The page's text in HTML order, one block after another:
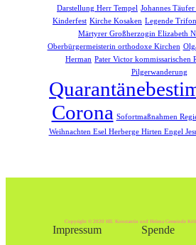
Darstellung Herr Tempel Johannes
Kinderfest Kirche Kosaken Legende
Märtyrer Großherzogin Elizabeth
Oberbürgermeisterin orthodoxe Kirchen
Herman Pater Victor kommissarischen
Pilgerwanderung
Corona Sofortmaßnahmen
Weihnachten Esel Herberge Hirten Engel
Copyright © 2020 Hll. Konstantin und Helena Gemeinde
Impressum Spende